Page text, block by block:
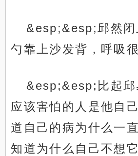
&esp;&esp;邱然闭
勺靠上沙发背，呼吸很
&esp;&esp;比起邱
应该害怕的人是他自
道自己的病为什么一
知道为什么自己不想